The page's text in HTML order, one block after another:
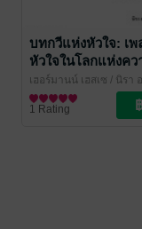
บทกวีแห่งหัวใจ: เพ
หัวใจในโลกแห่งค
(Romantische
เฮอร์มานน์ เฮสเซ / นิรา
ปรีชาญาณ แปล
/ ไศเล
บทกวี/กลอน
1 Rating